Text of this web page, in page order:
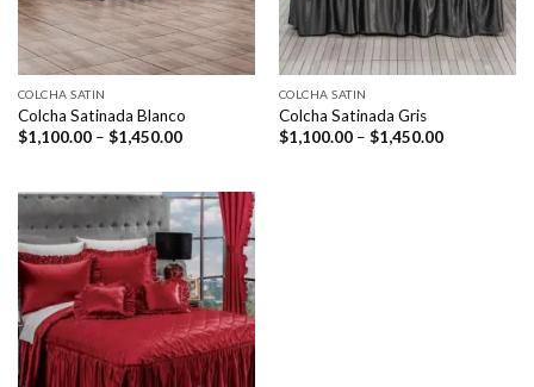
COLCHA SATIN
Colcha Satinada Blanco
$1,100.00 – $1,450.00Price
$1,450.00
COLCHA SATIN
Colcha Satinada Gris
$1,100.00 – $1,450.00Price